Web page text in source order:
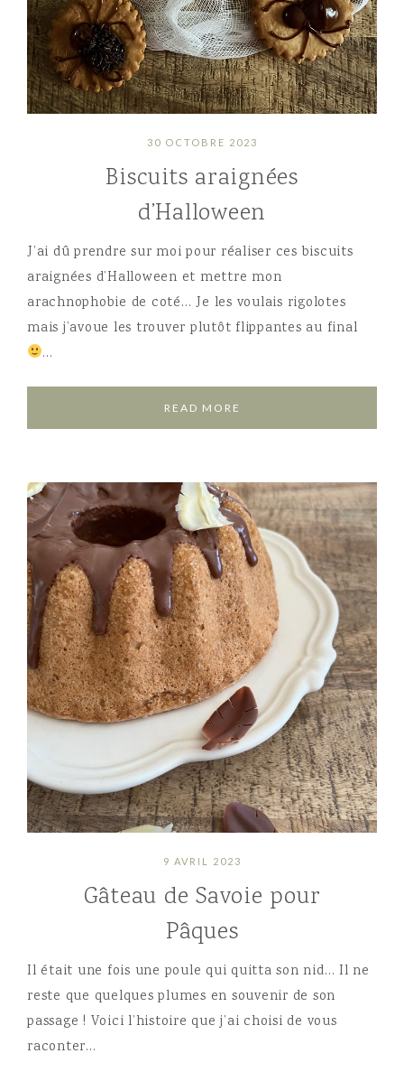
30 OCTOBRE 2023
Biscuits araignées
d’Halloween
J’ai dû prendre sur moi pour réaliser ces biscuits
araignées d’Halloween et mettre mon
arachnophobie de coté… Je les voulais rigolotes
mais j’avoue les trouver plutôt flippantes au final
…
READ MORE
9 AVRIL 2023
Gâteau de Savoie pour
Pâques
Il était une fois une poule qui quitta son nid… Il ne
reste que quelques plumes en souvenir de son
passage ! Voici l’histoire que j’ai choisi de vous
raconter…